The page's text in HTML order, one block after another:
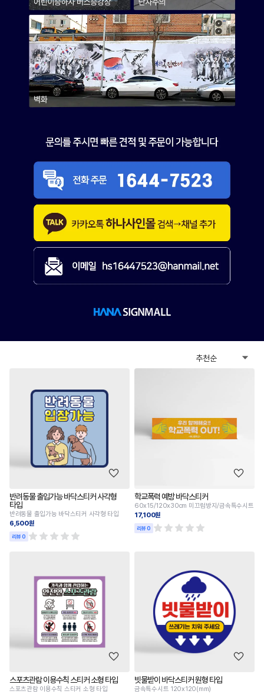
반려동물 출입가능 바닥스티커 사각형
타입
반려동물 출입가능 바닥스티커 사각형 타입
6,500원
리뷰 0
학교폭력 예방 바닥스티커
60x15/120x30cm 미끄럼방지/금속특수시트
17,100원
리뷰 0
스포츠관람 이용수칙 스티커 소형 타입
스포츠관람 이용수칙 스티커 소형 타입
빗물받이 바닥스티커 원형 타입
금속특수시트 120x120(mm)